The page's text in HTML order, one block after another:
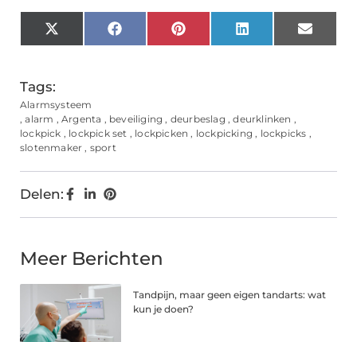
X
(Twitter)
FacebookPinterestLinkedInEmail
Tags:
Alarmsysteem
,alarm ,Argenta , beveiliging , deurbeslag ,deurklinken ,
lockpick , lockpick set , lockpicken , lockpicking , lockpicks ,
slotenmaker , sport
Delen:
Meer Berichten
Tandpijn, maar geen eigen tandarts: wat
kun je doen?